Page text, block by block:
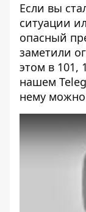
Если вы
ситуации
опасный
заметили
этом в 101,
нашем
нему можно